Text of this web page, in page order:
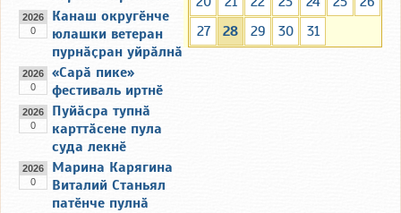
27
28 29 30 31
2026
0
Канаш округӗнче
юлашки ветеран
пурнӑҫран уйрӑлнӑ
2026
0
«Сарӑ пике»
фестиваль иртнӗ
2026
0
Пуйӑсра тупнӑ
карттӑсене пула
суда лекнӗ
2026
0
Марина Карягина
Виталий Станьял
патӗнче пулнӑ